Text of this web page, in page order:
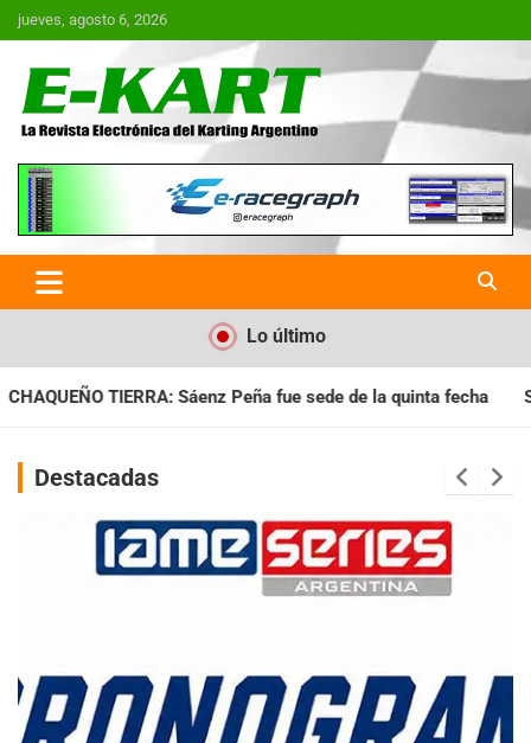
Saltar
al
jueves, agosto 6, 2026
E-Kart.com.ar | La Revista
Electrónica del Karting en
Argentina
Lo último
fue sede de la quinta fecha SANTIAGUEÑO: Se cumplió con
Destacadas